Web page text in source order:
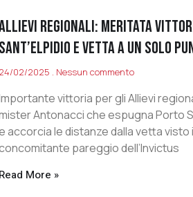
REGIONALI: MERITATA
SANT’ELPIDIO E VETTA A UN SOLO
24/02/2025 Nessun commento
vittoria per gli Allievi
Antonacci che espugna Porto
accorcia le distanze dalla vetta visto
pareggio dell’Invictus
Read More »